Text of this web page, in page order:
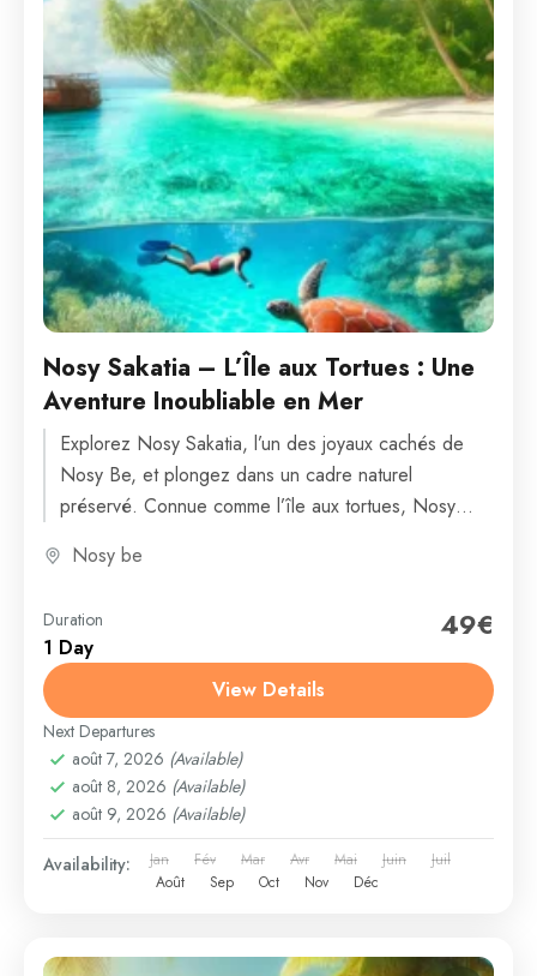
Nosy Sakatia – L’Île aux Tortues : Une
Aventure Inoubliable en Mer
Explorez Nosy Sakatia, l’un des joyaux cachés de
Nosy Be, et plongez dans un cadre naturel
préservé. Connue comme l’île aux tortues, Nosy
Nosy be
Duration
1 Day
49€
View Details
Next Departures
août 7, 2026 (Available)
août 8, 2026 (Available)
août 9, 2026 (Available)
Availability: Jan Fév Mar Avr Mai Juin
Juil
Août
Sep Oct Nov Déc